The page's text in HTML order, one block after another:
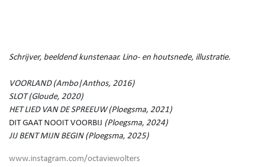
Schrijver, beeldend kunstenaar. Lino- en houtsnede, illustratie.
VOORLAND (Ambo|Anthos, 2016)
SLOT (Gloude, 2020)
HET LIED VAN DE SPREEUW (Ploegsma, 2021)
DIT GAAT NOOIT VOORBIJ (Ploegsma, 2024)
JIJ BENT MIJN BEGIN (Ploegsma, 2025)
www.instagram.com/octaviewolters